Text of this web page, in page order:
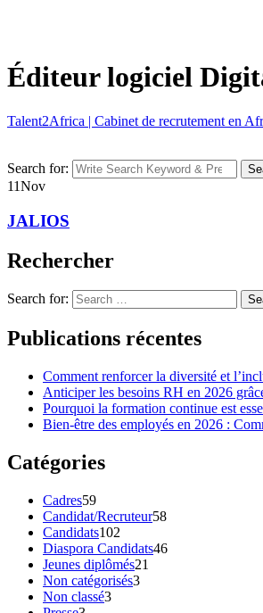
Éditeur logiciel
Talent2Africa | Cabinet de recrutement en
Search for:
11Nov
JALIOS
Rechercher
Search for:
Publications récentes
Comment renforcer la diversité et
Anticiper les besoins RH en 2026
Pourquoi la formation continue est
Bien-être des employés en 2026 :
Catégories
Cadres59
Candidat/Recruteur58
Candidats102
Diaspora Candidats46
Jeunes diplômés21
Non catégorisés3
Non classé3